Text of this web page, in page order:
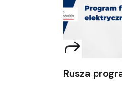
Rusza